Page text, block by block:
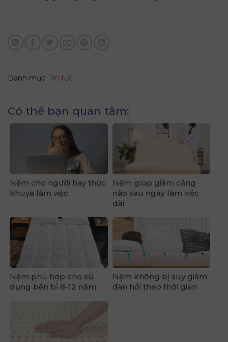
Danh mục: Tin tức
Có thể bạn quan tâm:
Nệm cho người hay thức
khuya làm việc
Nệm giúp giảm căng
não sau ngày làm việc
dài
Nệm phù hợp cho sử
dụng bền bỉ 8-12 năm
Nệm không bị suy giảm
đàn hồi theo thời gian